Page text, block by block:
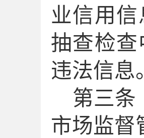
业信用
抽查检
违法信息
第三条
市场监督